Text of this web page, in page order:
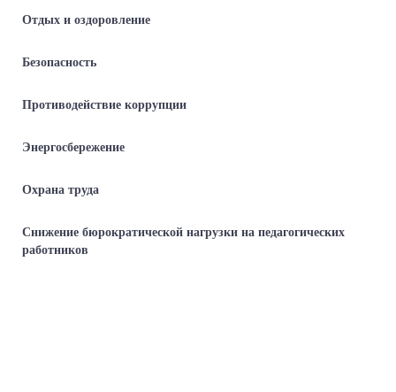
Отдых и оздоровление
Безопасность
Противодействие коррупции
Энергосбережение
Охрана труда
Снижение бюрократической нагрузки на педагогических
работников